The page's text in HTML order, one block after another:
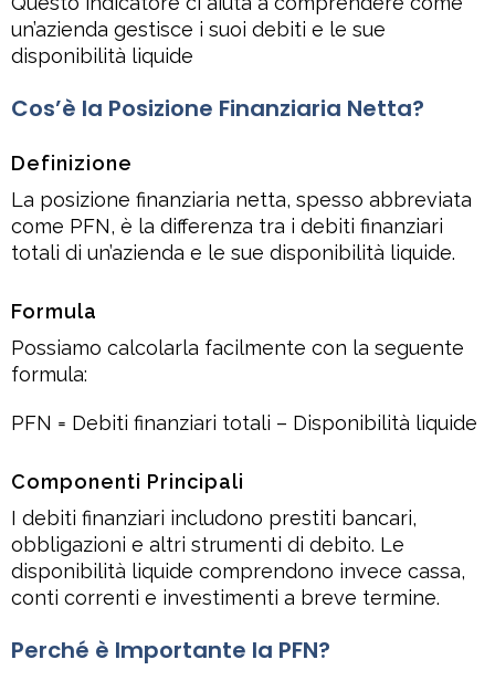
un’azienda gestisce i suoi debiti e le sue
disponibilità liquide
Cos’è la Posizione Finanziaria Netta?
Definizione
La posizione finanziaria netta, spesso abbreviata
come PFN, è la differenza tra i debiti finanziari
totali di un’azienda e le sue disponibilità liquide.
Formula
Possiamo calcolarla facilmente con la seguente
formula:
PFN = Debiti finanziari totali – Disponibilità liquide
Componenti Principali
I debiti finanziari includono prestiti bancari,
obbligazioni e altri strumenti di debito. Le
disponibilità liquide comprendono invece cassa,
conti correnti e investimenti a breve termine.
Perché è Importante la PFN?